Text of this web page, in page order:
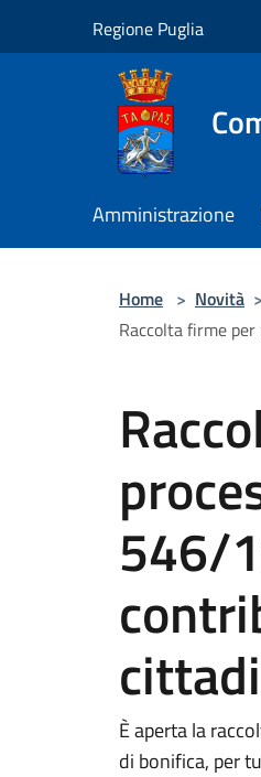
Regione Puglia
Amministrazione
Home > Novità >
Raccolta firme
546/
È aperta la
di bonifica, per